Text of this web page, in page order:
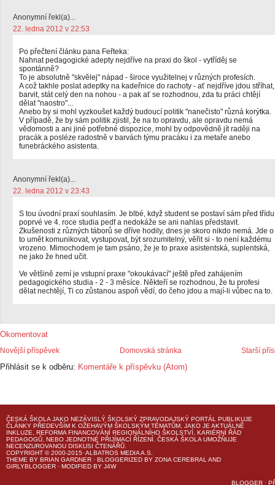
Anonymní řekl(a)...
22. ledna 2012 v 22:53
Po přečtení článku pana Feřteka:
Nahnat pedagogické adepty nejdříve na praxi do škol - vytříděj se
spontánně?
To je absolutně "skvělej" nápad - široce využitelnej v různých profesích.
A což takhle poslat adeptky na kadeřnice do rachoty - ať nejdříve jdou stříhat,
barvit, stát celý den na nohou - a pak ať se rozhodnou, zda tu práci chtějí
dělat "naostro"...
Anebo by si mohl vyzkoušet každý budoucí politik "nanečisto" různá korýtka.
V případě, že by sám politik zjistil, že na to opravdu, ale opravdu nemá
vědomosti a ani jiné potřebné dispozice, mohl by odpovědně jít raději na
pracák a posléze radostně v barvách týmu pracáku i za metaře anebo
funebráckého asistenta.
Anonymní řekl(a)...
22. ledna 2012 v 23:43
S tou úvodní praxí souhlasím. Je blbé, když student se postaví sám před třídu
poprvé ve 4. roce studia pedf a nedokáže se ani nahlas představit.
Zkušenosti z různých táborů se dříve hodily, dnes je skoro nikdo nemá. Jde o
to umět komunikovat, vystupovat, být srozumitelný, věřit si - to není každému
vrozeno. Mimochodem je tam psáno, že je to praxe asistentská, suplentská,
ne jako že hned učit.
Ve většině zemí je vstupní praxe "okoukávací" ještě před zahájením
pedagogického studia - 2 - 3 měsíce. Někteří se rozhodnou, že tu profesi
dělat nechtějí, Ti co zůstanou aspoň vědí, do čeho jdou a mají-li vůbec na to.
Okomentovat
Novější příspěvek Starší
Domovská stránka
Přihlásit se k odběru: Komentáře k příspěvku (Atom)
ČESKÁ ŠKOLA JAKO NEZÁVISLÝ ŠKOLSKÝ ZPRAVODAJSKÝ PORTÁL PUBLIKUJE
ČLÁNKY PŘEDEVŠÍM K OŽEHAVÝM ŠKOLSKÝM TÉMATŮM, JAKO JE AKTUÁLNĚ
INKLUZE, REFORMA FINANCOVÁNÍ REGIONÁLNÍHO ŠKOLSTVÍ, KARIÉRNÍ ŘÁD
PEDAGOGŮ, NEBO JEDNOTNÉ PŘIJÍMACÍ ŘÍZENÍ. ČESKÁ ŠKOLA UMOŽŇUJE
NECENZUROVANOU DISKUSI ČTENÁŘŮ.
COPYRIGHT © 2000-2015· ALBATROS MEDIA A.S.
THEME BY BRIAN GARDNER · BLOGGERIZED BY ZONA CEREBRAL AND
GIRLYBLOGGER · MODIFIED BY J4W
BLOGGER ·